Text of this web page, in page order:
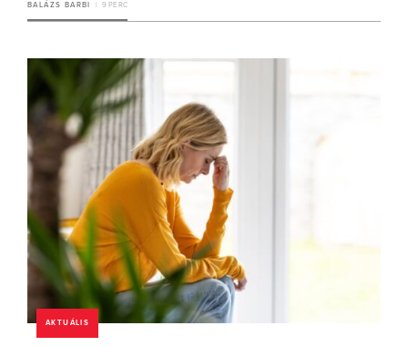
BALÁZS BARBI 9 PERC
AKTUÁLIS